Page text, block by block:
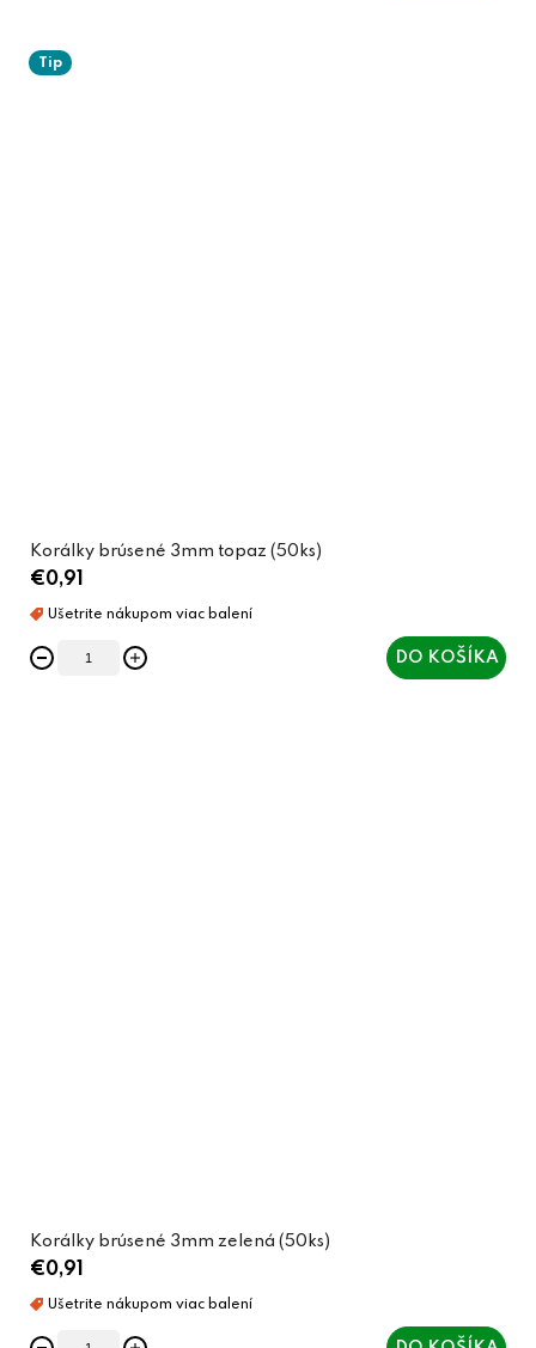
Tip
Korálky brúsené 3mm topaz (50ks)
€0,91
DO KOŠÍKA
Korálky brúsené 3mm zelená (50ks)
€0,91